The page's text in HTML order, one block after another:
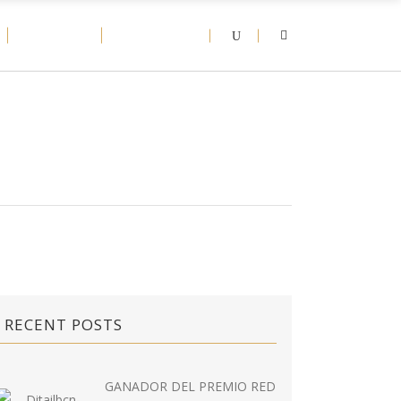
RECENT POSTS
GANADOR DEL PREMIO RED